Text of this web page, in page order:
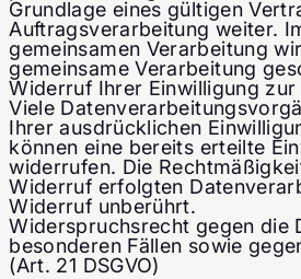
Grundlage eines gültigen
Auftragsverarbeitung weiter.
gemeinsamen Verarbeitung
gemeinsame Verarbeitung
Widerruf Ihrer Einwilligung
Viele
Ihrer ausdrücklichen
können eine bereits erteilte
widerrufen. Die
Widerruf erfolgten
Widerruf unberührt.
Widerspruchsrecht gegen die
besonderen Fällen sowie
(Art. 21 DSGVO)